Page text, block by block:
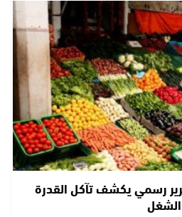
رسمي يكشف تآكل القدرة
الشغل